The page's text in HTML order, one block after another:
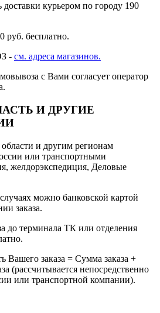
доставки курьером по городу 190
руб. бесплатно.
- см. адреса магазинов.
с Вами согласует оператор
И ДРУГИЕ
и другим регионам
или транспортными
желдорэкспедиция, Деловые
можно банковской картой
заказа.
до терминала ТК или отделения
Вашего заказа = Сумма заказа +
(рассчитывается непосредственно
или транспортной компании).